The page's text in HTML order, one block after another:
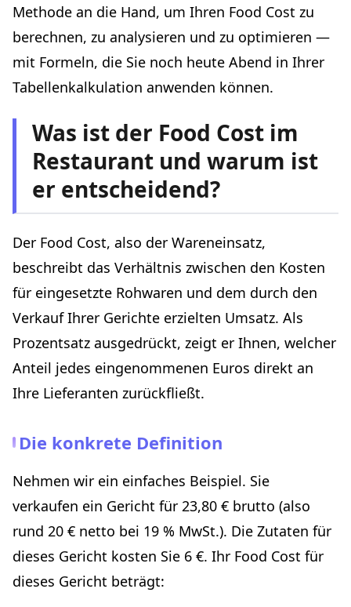
Das monatliche Kennzahlen-Dashboard
Die Warnsignale, auf die Sie achten sollten
Häufige Fehler bei der Food-Cost-Berechnung im
Restaurant
Fehler Nr. 2: Die „kleinen" Zutaten vergessen
Fehler Nr. 3: Das Personalessen nicht berücksichtigen
Fehler Nr. 4: Die Inventur nur ungefähr durchführen
Von der Berechnung zur Umsetzung: Ihr 4-Wochen-Plan
Woche 2: Die Rezeptkalkulationen
Woche 3: Die Abweichungsanalyse
Methode an die Hand, um Ihren Food Cost zu
berechnen, zu analysieren und zu optimieren —
mit Formeln, die Sie noch heute Abend in Ihrer
Tabellenkalkulation anwenden können.
Was ist der Food Cost im
Restaurant und warum ist
er entscheidend?
Der Food Cost, also der Wareneinsatz,
beschreibt das Verhältnis zwischen den Kosten
für eingesetzte Rohwaren und dem durch den
Verkauf Ihrer Gerichte erzielten Umsatz. Als
Prozentsatz ausgedrückt, zeigt er Ihnen, welcher
Anteil jedes eingenommenen Euros direkt an
Ihre Lieferanten zurückfließt.
Die konkrete Definition
Nehmen wir ein einfaches Beispiel. Sie
verkaufen ein Gericht für 23,80 € brutto (also
rund 20 € netto bei 19 % MwSt.). Die Zutaten für
dieses Gericht kosten Sie 6 €. Ihr Food Cost für
dieses Gericht beträgt: